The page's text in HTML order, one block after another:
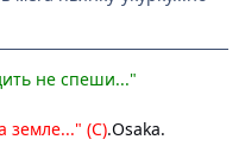
не спеши..."
земле..." (С).Osaka.